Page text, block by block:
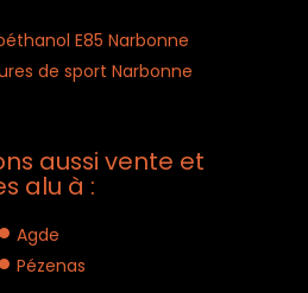
E85 Narbonne
de sport Narbonne
aussi vente et
alu à :
Agde
Pézenas